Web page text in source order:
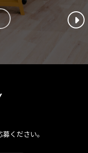
ください。